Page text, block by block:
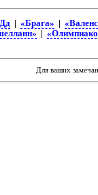
| «Брага» |
|
Для ваших